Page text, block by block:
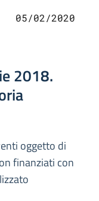
05/02/2020
2018.
oggetto di
finanziati con